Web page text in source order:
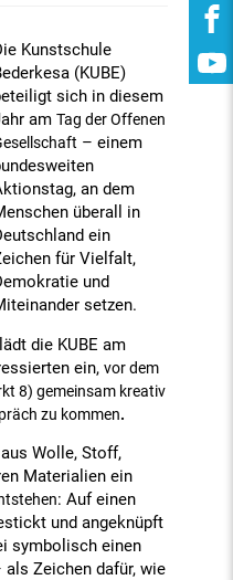
Kunstschule
(KUBE)
sich in diesem
am Tag der Offenen
– einem
an dem
überall in
ein
für Vielfalt,
und
setzen.
lädt die KUBE am
ein,vor dem
8) gemeinsam kreativ
zu kommen.
Wolle, Stoff,
Materialien ein
: Auf einen
und angeknüpft
symbolisch einen
als Zeichen dafür, wie